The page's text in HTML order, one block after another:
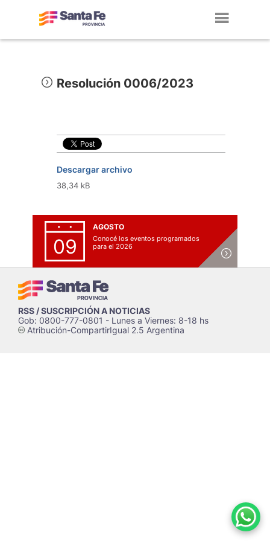
Resolución 0006/2023
Descargar archivo
38,34 kB
09
AGOSTO
Conocé los eventos programados
para el 2026
RSS / SUSCRIPCIÓN A NOTICIAS
Gob: 0800-777-0801 - Lunes a Viernes: 8-18 hs
cAtribución-CompartirIgual 2.5 Argentina